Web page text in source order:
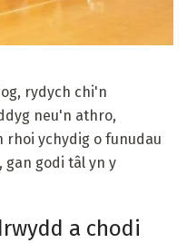
rydych chi'n
neu'n athro,
rhoi ychydig o funudau
gan godi tâl yn y
a chodi